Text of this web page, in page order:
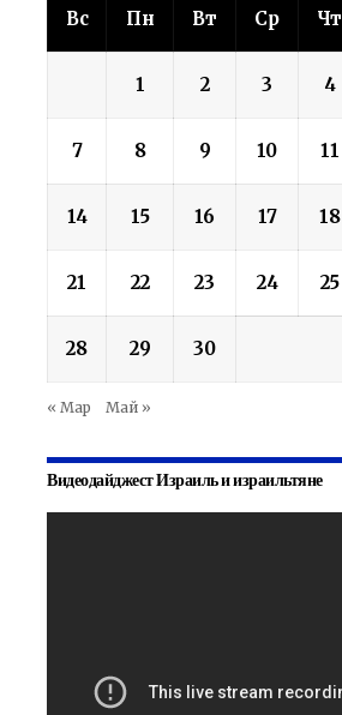
Вс Пн Вт Ср Чт
1 2 3 4
7 8 9 10 11
14 15 16 17 18
21 22 23 24 25
28 29 30
« Мар Май »
Видеодайджест Израиль и израильтяне